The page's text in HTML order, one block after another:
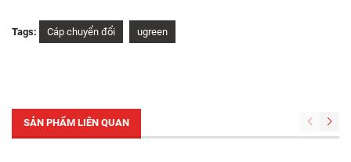
Tags: Cáp chuyển đổi ugreen
SẢN PHẨM LIÊN QUAN